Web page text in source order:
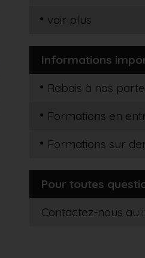
voir plus
Informations
Rabais à nos
Formations en
Formations sur
Pour toutes
Contactez-nous au